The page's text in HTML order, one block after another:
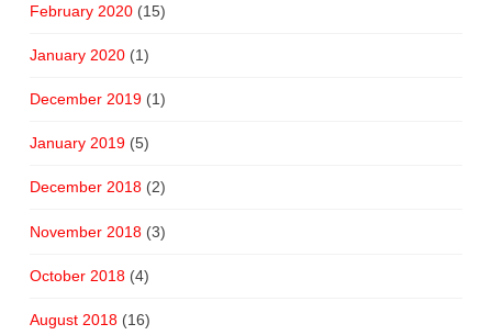
February 2020(15)
January 2020(1)
December 2019(1)
January 2019(5)
December 2018(2)
November 2018(3)
October 2018(4)
August 2018(16)